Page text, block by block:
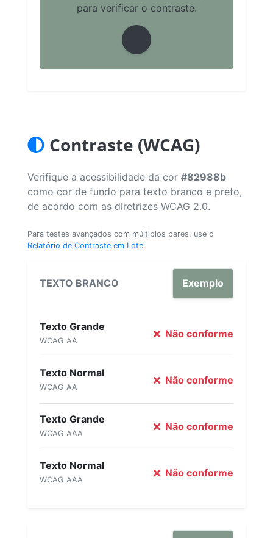
para verificar o contraste.
Contraste (WCAG)
Verifique a acessibilidade da cor #82988b
como cor de fundo para texto branco e preto,
de acordo com as diretrizes WCAG 2.0.
Para testes avançados com múltiplos pares, use o
Relatório de Contraste em Lote.
TEXTO BRANCO Exemplo
Texto Grande
WCAG AA
Não conforme
Texto Normal
WCAG AA
Não conforme
Texto Grande
WCAG AAA
Não conforme
Texto Normal
WCAG AAA
Não conforme